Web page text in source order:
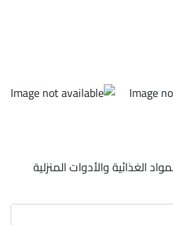
المنزلية والفواكه والمواد الغذائية والأدوات المنزلية